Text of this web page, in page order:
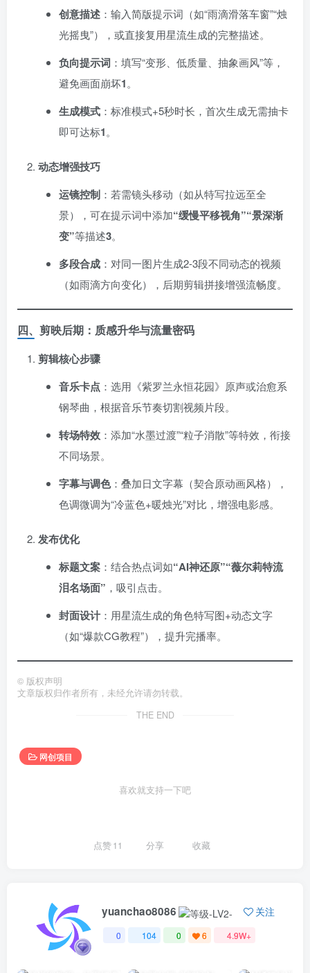
创意描述 ：输入简版提示词（如“雨滴滑落车窗”“烛
光摇曳”），或直接复用星流生成的完整描述。
负向提示词 ：填写“变形、低质量、抽象画风”等，
避免画面崩坏1。
生成模式 ：标准模式+5秒时长，首次生成无需抽卡
即可达标1。
动态增强技巧
运镜控制 ：若需镜头移动（如从特写拉远至全
景），可在提示词中添加​“缓慢平移视角”“景深渐
变”​等描述3。
多段合成 ：对同一图片生成2-3段不同动态的视频
（如雨滴方向变化），后期剪辑拼接增强流畅度。
四、剪映后期：质感升华与流量密码
剪辑核心步骤
音乐卡点 ：选用《紫罗兰永恒花园》原声或治愈系
钢琴曲，根据音乐节奏切割视频片段。
转场特效 ：添加“水墨过渡”“粒子消散”等特效，衔接
不同场景。
字幕与调色：叠加日文字幕（契合原动画风格），
色调微调为“冷蓝色+暖烛光”对比，增强电影感。
发布优化
标题文案 ：结合热点词如​“AI神还原”“薇尔莉特流
泪名场面”​ ，吸引点击。
封面设计：用星流生成的角色特写图+动态文字
（如“爆款CG教程”），提升完播率。
© 版权声明
文章版权归作者所有，未经允许请勿转载。
THE END
网创项目
喜欢就支持一下吧
点赞11 分享 收藏
yuanchao8086 关注
0 104 0 6 4.9W+